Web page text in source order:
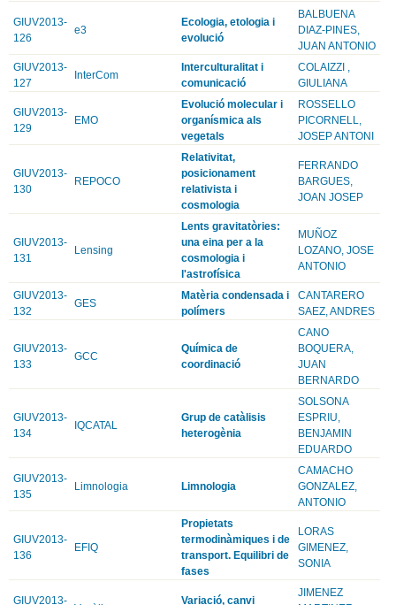
GIUV2013-
126
e3
Ecologia, etologia i
evolució
BALBUENA
DIAZ-PINES,
JUAN ANTONIO
GIUV2013-
127
InterCom
Interculturalitat i
comunicació
COLAIZZI ,
GIULIANA
GIUV2013-
129
EMO
Evolució molecular i
organísmica als
vegetals
ROSSELLO
PICORNELL,
JOSEP ANTONI
GIUV2013-
130
REPOCO
Relativitat,
posicionament
relativista i
cosmologia
FERRANDO
BARGUES,
JOAN JOSEP
GIUV2013-
131
Lensing
Lents gravitatòries:
una eina per a la
cosmologia i
l'astrofísica
MUÑOZ
LOZANO, JOSE
ANTONIO
GIUV2013-
132
GES
Matèria condensada i
polímers
CANTARERO
SAEZ, ANDRES
GIUV2013-
133
GCC
Química de
coordinació
CANO
BOQUERA,
JUAN
BERNARDO
GIUV2013-
134
IQCATAL
Grup de catàlisis
heterogènia
SOLSONA
ESPRIU,
BENJAMIN
EDUARDO
GIUV2013-
135
Limnologia Limnologia
CAMACHO
GONZALEZ,
ANTONIO
GIUV2013-
136
EFIQ
Propietats
termodinàmiques i de
transport. Equilibri de
fases
LORAS
GIMENEZ,
SONIA
GIUV2013-
Variació, canvi
JIMENEZ